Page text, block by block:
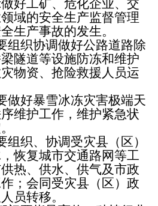
好工矿、危化企业、交
域的安全生产监督管理
生产事故的发生。
织协调做好公路道路除
隧道等设施防冻和维护
物资、抢险救援人员运
好暴雪冰冻灾害极端天
维护工作，维护紧急状
织、协调受灾县（区）
恢复城市交通路网等工
热、供水、供气及市政
；会同受灾县（区）政
员转移。